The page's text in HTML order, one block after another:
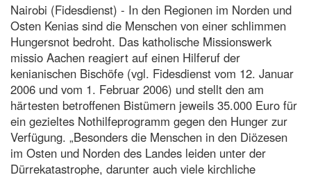
Nairobi (Fidesdienst) - In den Regionen im Norden und
Osten Kenias sind die Menschen von einer schlimmen
Hungersnot bedroht. Das katholische Missionswerk
missio Aachen reagiert auf einen Hilferuf der
kenianischen Bischöfe (vgl. Fidesdienst vom 12. Januar
2006 und vom 1. Februar 2006) und stellt den am
härtesten betroffenen Bistümern jeweils 35.000 Euro für
ein gezieltes Nothilfeprogramm gegen den Hunger zur
Verfügung. „Besonders die Menschen in den Diözesen
im Osten und Norden des Landes leiden unter der
Dürrekatastrophe, darunter auch viele kirchliche